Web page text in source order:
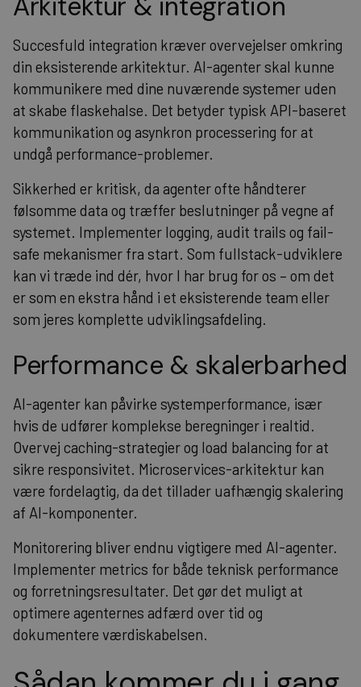
Succesfuld integration kræver overvejelser omkring
din eksisterende arkitektur. AI-agenter skal kunne
kommunikere med dine nuværende systemer uden
at skabe flaskehalse. Det betyder typisk API-baseret
kommunikation og asynkron processering for at
undgå performance-problemer.
Sikkerhed er kritisk, da agenter ofte håndterer
følsomme data og træffer beslutninger på vegne af
systemet. Implementer logging, audit trails og fail-
safe mekanismer fra start. Som fullstack-udviklere
kan vi træde ind dér, hvor I har brug for os – om det
er som en ekstra hånd i et eksisterende team eller
som jeres komplette udviklingsafdeling.
Performance & skalerbarhed
AI-agenter kan påvirke systemperformance, især
hvis de udfører komplekse beregninger i realtid.
Overvej caching-strategier og load balancing for at
sikre responsivitet. Microservices-arkitektur kan
være fordelagtig, da det tillader uafhængig skalering
af AI-komponenter.
Monitorering bliver endnu vigtigere med AI-agenter.
Implementer metrics for både teknisk performance
og forretningsresultater. Det gør det muligt at
optimere agenternes adfærd over tid og
dokumentere værdiskabelsen.